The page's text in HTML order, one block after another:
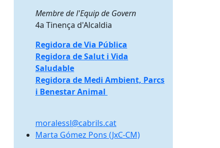
Membre de l'Equip de Govern
4a Tinença d'Alcaldia
Regidora de Via Pública
Regidora de Salut i Vida
Saludable
Regidora de Medi Ambient, Parcs
i Benestar Animal
moralessl@cabrils.cat
Marta Gómez Pons (JxC-CM)
Marta Gómez Pons (JxC-CM)